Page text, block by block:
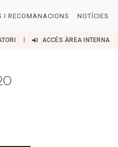
I RECOMANACIONS NOTÍCIES
ACCÉS ÀREA INTERNA